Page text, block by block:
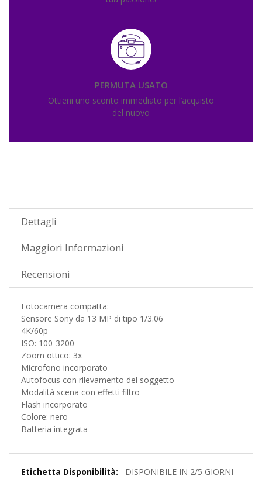
PERMUTA USATO
Ottieni uno sconto immediato per l’acquisto
del nuovo
Dettagli
Maggiori Informazioni
Recensioni
Fotocamera compatta:
Sensore Sony da 13 MP di tipo 1/3.06
4K/60p
ISO: 100-3200
Zoom ottico: 3x
Microfono incorporato
Autofocus con rilevamento del soggetto
Modalità scena con effetti filtro
Flash incorporato
Colore: nero
Batteria integrata
Maggiori
DISPONIBILE IN 2/5 GIORNI